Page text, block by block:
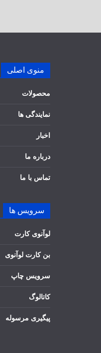
منوی اصلی
محصولات
نمایندگی ها
اخبار
درباره ما
تماس با ما
سرویس ها
لوآنوی کارت
بن کارت لوآنوی
سرویس چاپ
کاتالوگ
پیگیری مرسوله